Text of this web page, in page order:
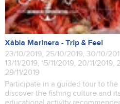
Xàbia Marinera - Trip & Feel
23/10/2019, 25/10/2019, 30/10/
13/11/2019, 15/11/2019, 20/11/2019,
29/11/2019
Participate in a guided tour to
discover the fishing culture and